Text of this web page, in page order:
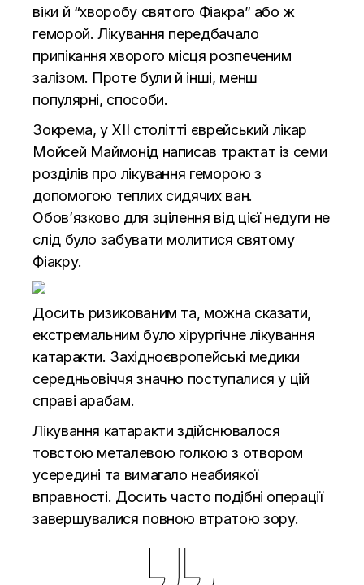
віки й “хворобу святого Фіакра” або ж
геморой. Лікування передбачало
припікання хворого місця розпеченим
залізом. Проте були й інші, менш
популярні, способи.
Зокрема, у ХІІ столітті єврейський лікар
Мойсей Маймонід написав трактат із семи
розділів про лікування геморою з
допомогою теплих сидячих ван.
Обов’язково для зцілення від цієї недуги не
слід було забувати молитися святому
Фіакру.
Досить ризикованим та, можна сказати,
екстремальним було хірургічне лікування
катаракти. Західноєвропейські медики
середньовіччя значно поступалися у цій
справі арабам.
Лікування катаракти здійснювалося
товстою металевою голкою з отвором
усередині та вимагало неабиякої
вправності. Досить часто подібні операції
завершувалися повною втратою зору.